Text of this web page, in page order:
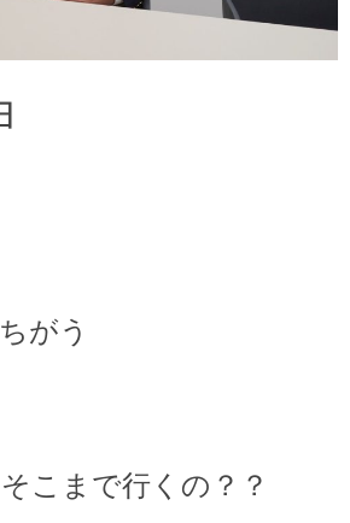
がう
こまで行くの？？